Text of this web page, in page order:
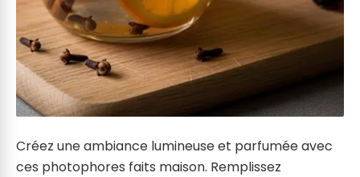
Créez une ambiance lumineuse et parfumée avec
ces photophores faits maison. Remplissez